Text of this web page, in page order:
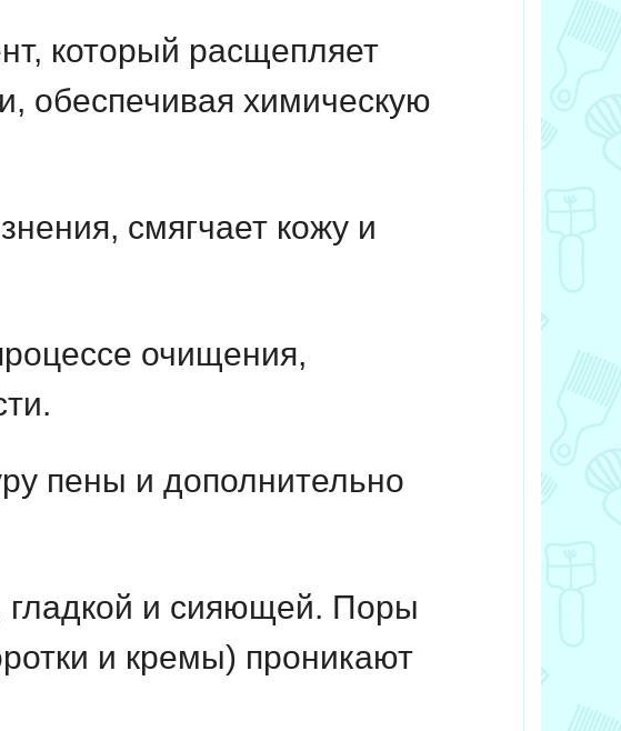
который расщепляет
обеспечивая химическую
смягчает кожу и
очищения,
пены и дополнительно
гладкой и сияющей. Поры
и кремы) проникают